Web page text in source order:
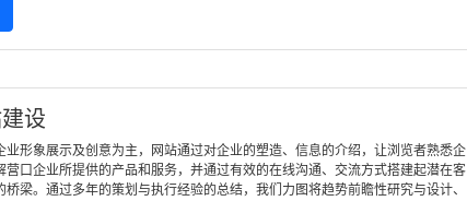
设
业形象展示及创意为主，网站通过对企业的塑造、信息的介绍，让浏览者熟悉企
营口企业所提供的产品和服务，并通过有效的在线沟通、交流方式搭建起潜在客
桥梁。通过多年的策划与执行经验的总结，我们力图将趋势前瞻性研究与设计、